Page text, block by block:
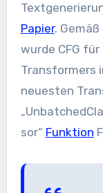
Papier.
wurde CFG
Transformers
neuesten
sor“ Funktion